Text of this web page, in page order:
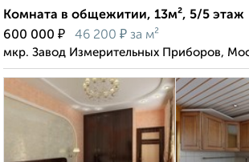
Комната в общежитии, 13м², 5/5 этаж
600 000 ₽ 46 200 ₽ за м²
мкр. Завод Измерительных Приборов,